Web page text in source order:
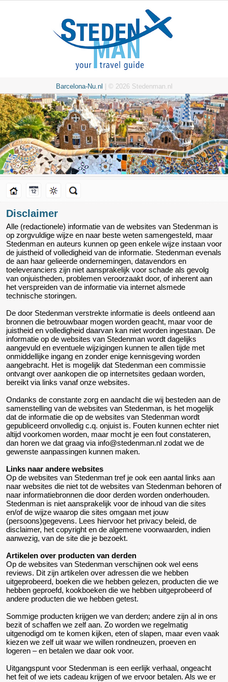
Barcelona-Nu.nl | © 2026 Stedenman.nl
Disclaimer
Alle (redactionele) informatie van de websites van Stedenman is
op zorgvuldige wijze en naar beste weten samengesteld, maar
Stedenman en auteurs kunnen op geen enkele wijze instaan voor
de juistheid of volledigheid van de informatie. Stedenman evenals
de aan haar gelieerde ondernemingen, datavendors en
toeleveranciers zijn niet aansprakelijk voor schade als gevolg
van onjuistheden, problemen veroorzaakt door, of inherent aan
het verspreiden van de informatie via internet alsmede
technische storingen.
De door Stedenman verstrekte informatie is deels ontleend aan
bronnen die betrouwbaar mogen worden geacht, maar voor de
juistheid en volledigheid daarvan kan niet worden ingestaan. De
informatie op de websites van Stedenman wordt dagelijks
aangevuld en eventuele wijzigingen kunnen te allen tijde met
onmiddellijke ingang en zonder enige kennisgeving worden
aangebracht. Het is mogelijk dat Stedenman een commissie
ontvangt over aankopen die op internetsites gedaan worden,
bereikt via links vanaf onze websites.
Ondanks de constante zorg en aandacht die wij besteden aan de
samenstelling van de websites van Stedenman, is het mogelijk
dat de informatie die op de websites van Stedenman wordt
gepubliceerd onvolledig c.q. onjuist is. Fouten kunnen echter niet
altijd voorkomen worden, maar mocht je een fout constateren,
dan horen we dat graag via info@stedenman.nl zodat we de
gewenste aanpassingen kunnen maken.
Links naar andere websites
Op de websites van Stedenman tref je ook een aantal links aan
naar websites die niet tot de websites van Stedenman behoren of
naar informatiebronnen die door derden worden onderhouden.
Stedenman is niet aansprakelijk voor de inhoud van die sites
en/of de wijze waarop die sites omgaan met jouw
(persoons)gegevens. Lees hiervoor het privacy beleid, de
disclaimer, het copyright en de algemene voorwaarden, indien
aanwezig, van de site die je bezoekt.
Artikelen over producten van derden
Op de websites van Stedenman verschijnen ook wel eens
reviews. Dit zijn artikelen over adressen die we hebben
uitgeprobeerd, boeken die we hebben gelezen, producten die we
hebben geproefd, kookboeken die we hebben uitgeprobeerd of
andere producten die we hebben getest.
Sommige producten krijgen we van derden; andere zijn al in ons
bezit of schaffen we zelf aan. Zo worden we regelmatig
uitgenodigd om te komen kijken, eten of slapen, maar even vaak
kiezen we zelf uit waar we willen rondneuzen, proeven en
logeren – en betalen we daar ook voor.
Uitgangspunt voor Stedenman is een eerlijk verhaal, ongeacht
het feit of we iets cadeau krijgen of we ervoor betalen. Als we er